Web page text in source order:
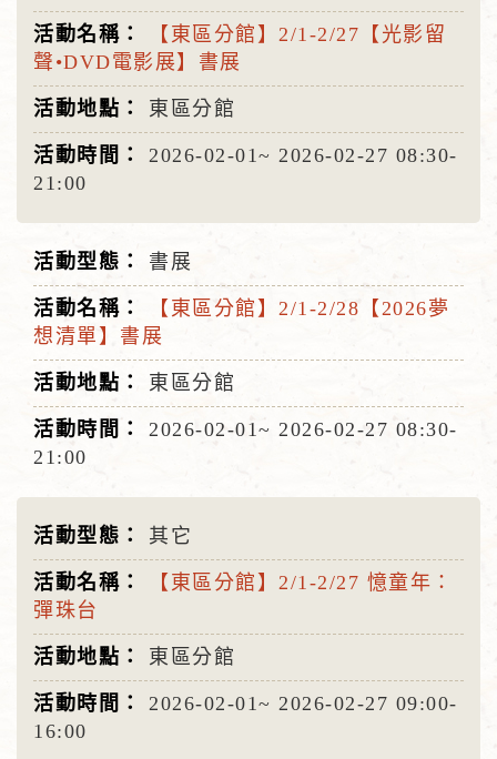
【東區分館】2/1-2/27【光影留
聲•DVD電影展】書展
東區分館
2026-02-01~ 2026-02-27 08:30-
21:00
書展
【東區分館】2/1-2/28【2026夢
想清單】書展
東區分館
2026-02-01~ 2026-02-27 08:30-
21:00
其它
【東區分館】2/1-2/27 憶童年：
彈珠台
東區分館
2026-02-01~ 2026-02-27 09:00-
16:00